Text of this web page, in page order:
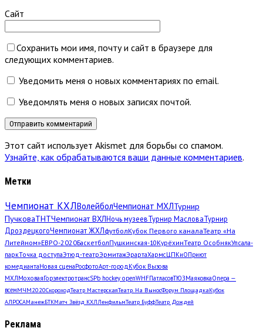
Сайт
Сохранить мои имя, почту и сайт в браузере для
следующих комментариев.
Уведомить меня о новых комментариях по email.
Уведомлять меня о новых записях почтой.
Этот сайт использует Akismet для борьбы со спамом.
Узнайте, как обрабатываются ваши данные комментариев.
Метки
Чемпионат КХЛВолейболЧемпионат МХЛТурнир
ПучковаТНТЧемпионат ВХЛНочь музеевТурнир МасловаТурнир
ДроздецкогоЧемпионат ЖХЛфутболКубок Первого каналаТеатр «На
Литейном»ЕВРО-2020БаскетболПушкинская-10КурёхинТеатр ОсобнякУпсала-
паркТочка доступаЭтюд-театрЭрмитажЭрартаХармсЦПКиОПриют
комедиантаНовая сценаРосфотоАрт-город Кубок Вызова
МХЛМоховаяГорэлектротрансSPb hockey openWHFПатласовТЮЗМаяковкаОпера —
всемМЧМ2020СкороходТеатр МастерскаяТеатр. На ВыносФорум ПлощадкаКубок
АЛРОСАМанежБТКМатч Звёзд КХЛЛенфильмТеатр БуффТеатр Дождей
Реклама